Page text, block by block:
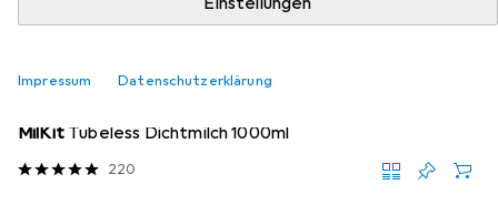
Impressum Datenschutzerklärung
Veloreifen Zubehör
MilKit Tubeless Dichtmilch 1000ml
220